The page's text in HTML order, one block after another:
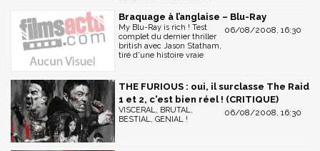
Braquage à l’anglaise – Blu-Ray
06/08/2008, 16:30
My Blu-Ray is rich ! Test
complet du dernier thriller
british avec Jason Statham,
tiré d'une histoire vraie
THE FURIOUS : oui, il surclasse The Raid
1 et 2, c'est bien réel ! (CRITIQUE)
06/08/2008, 16:30
VISCERAL, BRUTAL,
BESTIAL, GENIAL !